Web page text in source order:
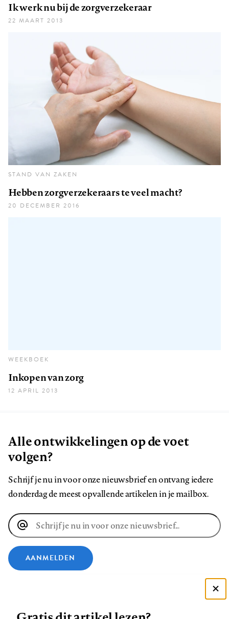
Ik werk nu bij de zorgverzekeraar
22 MAART 2013
STAND VAN ZAKEN
Hebben zorgverzekeraars te veel macht?
20 DECEMBER 2016
WEEKBOEK
Inkopen van zorg
12 APRIL 2013
Alle ontwikkelingen op de voet
volgen?
Schrijf je nu in voor onze nieuwsbrief en ontvang iedere
donderdag de meest opvallende artikelen in je mailbox.
E-
mailadres
AANMELDEN
Zie onze cookie policy